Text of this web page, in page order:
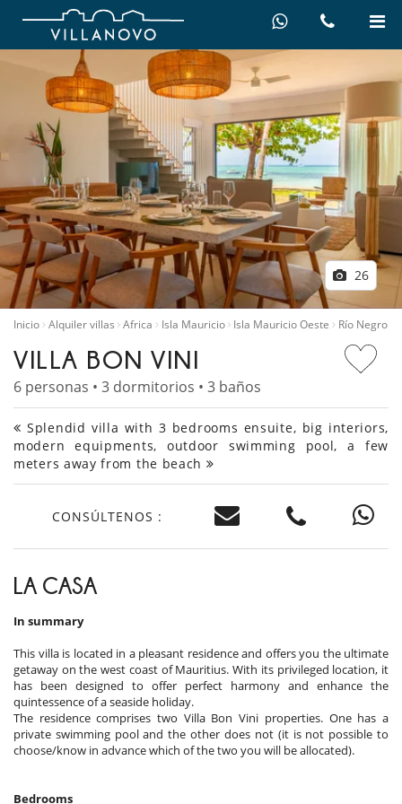
26
Inicio Alquiler villas Africa Isla Mauricio Isla Mauricio Oeste Río Negro
VILLA BON VINI
6 personas • 3 dormitorios • 3 baños
Splendid villa with 3 bedrooms ensuite, big interiors,
modern equipments, outdoor swimming pool, a few
meters away from the beach
CONSÚLTENOS :
LA CASA
In summary
This villa is located in a pleasant residence and offers you the ultimate
getaway on the west coast of Mauritius. With its privileged location, it
has been designed to offer perfect harmony and enhance the
quintessence of a seaside holiday.
The residence comprises two Villa Bon Vini properties. One has a
private swimming pool and the other does not (it is not possible to
choose/know in advance which of the two you will be allocated).
Bedrooms